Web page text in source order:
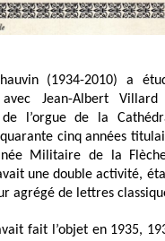
(1934-2010) a
Jean-Albert Villard
l’orgue de la
cinq années
Militaire de la
une double activité,
agrégé de lettres
fait l’objet en 1935,